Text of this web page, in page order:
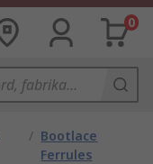
0
/ Bootlace
Ferrules